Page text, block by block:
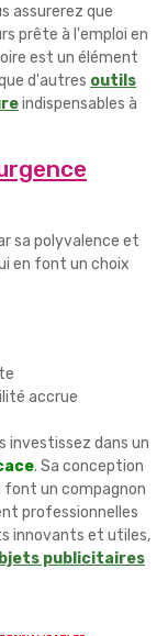
assurerez que
prête à l'emploi en
est un élément
d'autres outils
indispensables à
sa polyvalence et
en font un choix
accrue
investissez dans un
. Sa conception
un compagnon
professionnelles
innovants et utiles,
publicitaires